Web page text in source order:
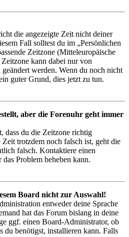
die angezeigte Zeit nicht deiner
Fall solltest du im „Persönlichen
Zeitzone (Mitteleuropäische
kann dabei nur von
werden. Wenn du noch nicht
guter Grund, dies jetzt zu tun.
aber die Forenuhr geht immer
dass du die Zeitzone richtig
Zeit trotzdem noch falsch ist, geht die
falsch. Kontaktiere einen
Problem beheben kann.
Board nicht zur Auswahl!
entweder deine Sprache
hat das Forum bislang in deine
ggf. einen Board-Administrator, ob
du benötigst, installieren kann. Falls